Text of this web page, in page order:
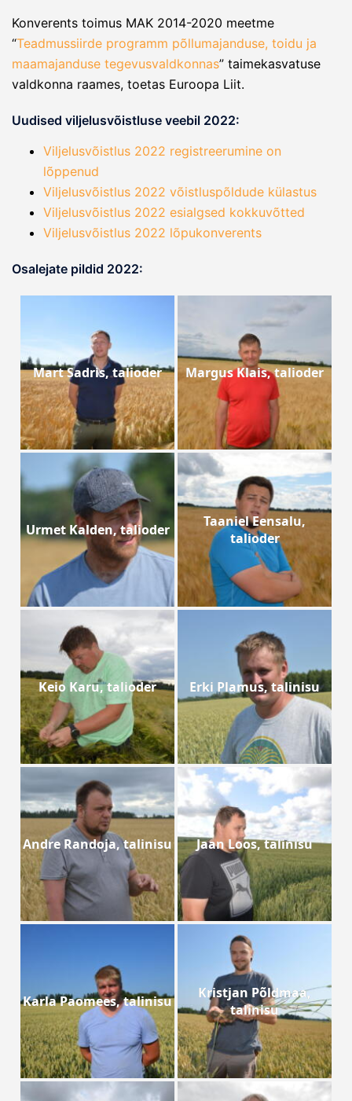
Konverents toimus MAK 2014-2020 meetme
“Teadmussiirde programm põllumajanduse, toidu ja
maamajanduse tegevusvaldkonnas” taimekasvatuse
valdkonna raames, toetas Euroopa Liit.
Uudised viljelusvõistluse veebil 2022:
Viljelusvõistlus 2022 registreerumine on
lõppenud
Viljelusvõistlus 2022 võistluspõldude külastus
Viljelusvõistlus 2022 esialgsed kokkuvõtted
Viljelusvõistlus 2022 lõpukonverents
Osalejate pildid 2022:
Mart Sadris, talioder Margus Klais, talioder
Urmet Kalden, talioder
Taaniel Eensalu,
talioder
Keio Karu, talioder Erki Plamus, talinisu
Andre Randoja, talinisu Jaan Loos, talinisu
Karla Paomees, talinisu
Kristjan Põldmaa,
talinisu